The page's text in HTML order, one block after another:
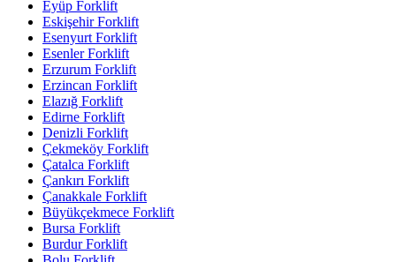
Eyüp Forklift
Eskişehir Forklift
Esenyurt Forklift
Esenler Forklift
Erzurum Forklift
Erzincan Forklift
Elazığ Forklift
Edirne Forklift
Denizli Forklift
Çekmeköy Forklift
Çatalca Forklift
Çankırı Forklift
Çanakkale Forklift
Büyükçekmece Forklift
Bursa Forklift
Burdur Forklift